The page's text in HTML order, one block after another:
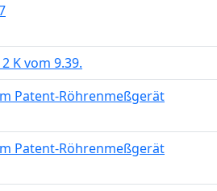
K vom 9.39.
Patent-Röhrenmeßgerät
Patent-Röhrenmeßgerät